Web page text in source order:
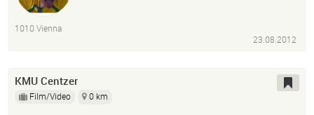
1010 Vienna
23.08.2012
KMU Centzer
Film/Video 0 km